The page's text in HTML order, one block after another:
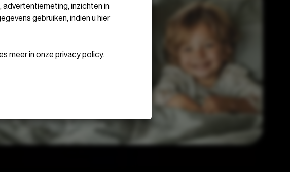
inzichten in
gebruiken, indien u hier
meer in onze privacy policy.